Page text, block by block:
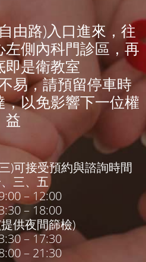
由路)入口進來，往
側內科門診區，再
即是衛教室
易，請預留停車時
以免影響下一位權
益
)可接受預約與諮詢時間
三、五
– 12:00
– 18:00
供夜間篩檢)
– 17:30
– 21:30